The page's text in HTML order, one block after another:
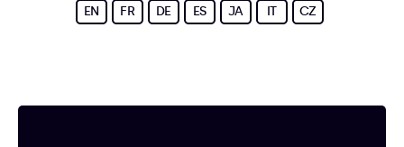
EN FR DE ES JA IT CZ